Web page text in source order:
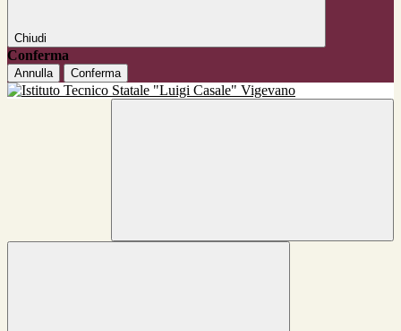
Chiudi
Conferma
Annulla Conferma